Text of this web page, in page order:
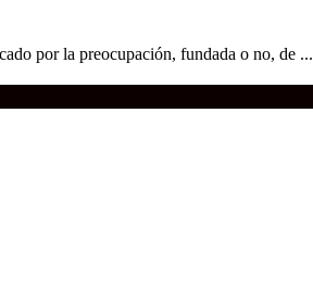
por la preocupación, fundada o no, de ...